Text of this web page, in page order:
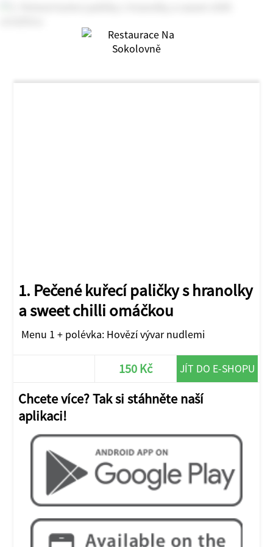
1. Pečené kuřecí paličky s hranolky
a sweet chilli omáčkou
Menu 1 + polévka: Hovězí vývar nudlemi
150 Kč JÍT DO E-SHOPU
Chcete více? Tak si stáhněte naší
aplikaci!